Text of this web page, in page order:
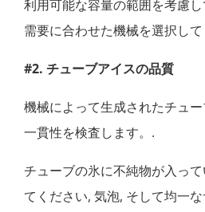
利用可能な容量の範囲を考慮
需要に合わせた機械を選択し
#2. チューブアイスの品質
機械によって生成されたチュ
一貫性を検査します。.
チューブの氷に不純物が入っ
てください, 気泡, そして均一